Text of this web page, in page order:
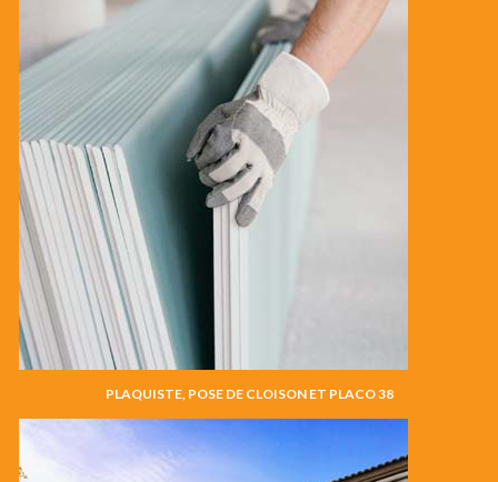
PLAQUISTE, POSE DE CLOISON ET PLACO 38